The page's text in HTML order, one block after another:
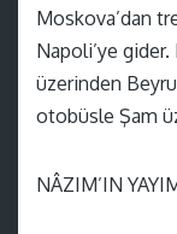
Moskova’dan
Napoli’ye
üzerinden
otobüsle Şam
NÂZIM’IN